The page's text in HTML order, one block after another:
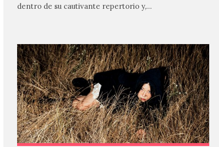
dentro de su cautivante repertorio y,…